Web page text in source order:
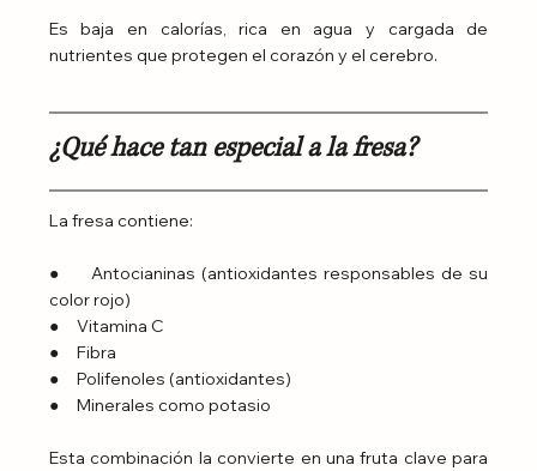
Es baja en calorías, rica en agua y cargada de
nutrientes que protegen el corazón y el cerebro.
¿Qué hace tan especial a la fresa?
La fresa contiene:
●     Antocianinas (antioxidantes responsables de su
color rojo)
●     Vitamina C
●     Fibra
●     Polifenoles (antioxidantes)
●     Minerales como potasio
Esta combinación la convierte en una fruta clave para